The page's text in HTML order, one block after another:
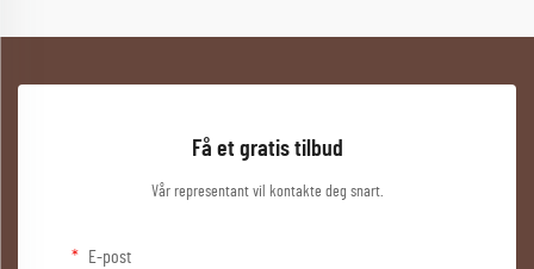
Få et gratis tilbud
Vår representant vil kontakte deg snart.
E-post